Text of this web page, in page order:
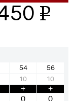
v
54 56
10
+
10
+